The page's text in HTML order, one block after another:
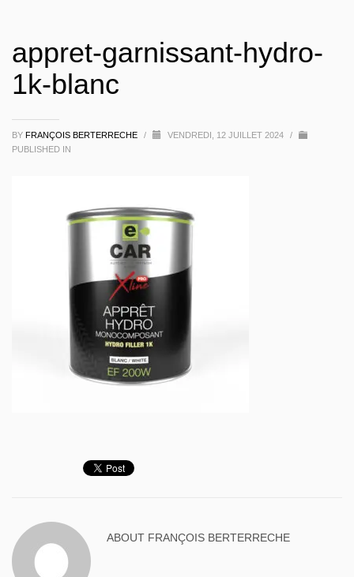
appret-garnissant-hydro-
1k-blanc
BY FRANÇOIS BERTERRECHE / VENDREDI, 12 JUILLET 2024
/
PUBLISHED IN
ABOUT FRANÇOIS BERTERRECHE